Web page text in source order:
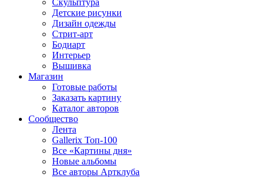
Скульптура
Детские рисунки
Дизайн одежды
Стрит-арт
Бодиарт
Интерьер
Вышивка
Магазин
Готовые работы
Заказать картину
Каталог авторов
Сообщество
Лента
Gallerix Топ-100
Все «Картины дня»
Новые альбомы
Все авторы Артклуба